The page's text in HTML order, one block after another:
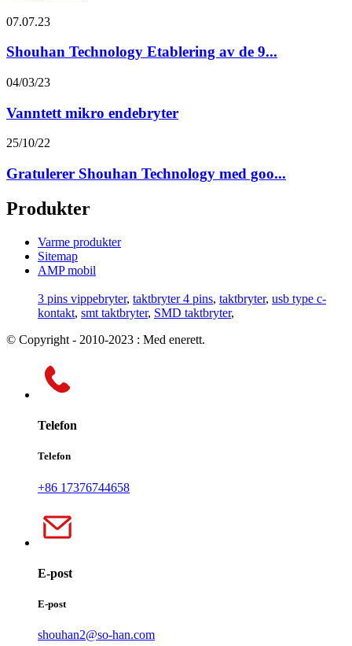
07.07.23
Shouhan Technology Etablering av de 9...
04/03/23
Vanntett mikro endebryter
25/10/22
Gratulerer Shouhan Technology med goo...
Produkter
Varme produkter
Sitemap
AMP mobil
3 pins vippebryter, taktbryter 4 pins, taktbryter, usb type c-
kontakt, smt taktbryter, SMD taktbryter,
© Copyright - 2010-2023 : Med enerett.
Telefon
Telefon
+86 17376744658
E-post
E-post
shouhan2@so-han.com